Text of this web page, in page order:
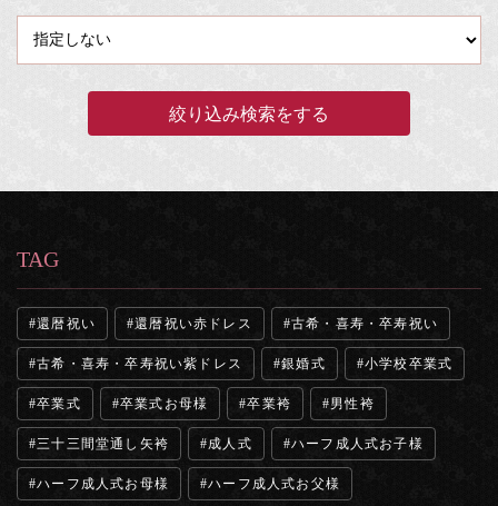
TAG
還暦祝い 還暦祝い赤ドレス 古希・喜寿・卒寿祝い
古希・喜寿・卒寿祝い紫ドレス 銀婚式 小学校卒業式
卒業式 卒業式お母様 卒業袴 男性袴
三十三間堂通し矢袴 成人式 ハーフ成人式お子様
ハーフ成人式お母様 ハーフ成人式お父様